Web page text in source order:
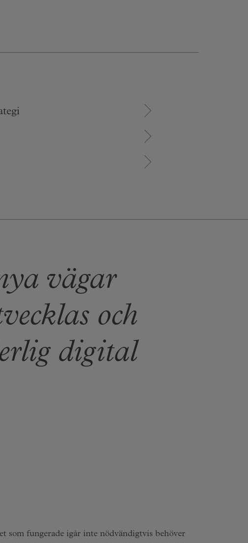
vägar
och
digital
som fungerade igår inte nödvändigtvis behöver